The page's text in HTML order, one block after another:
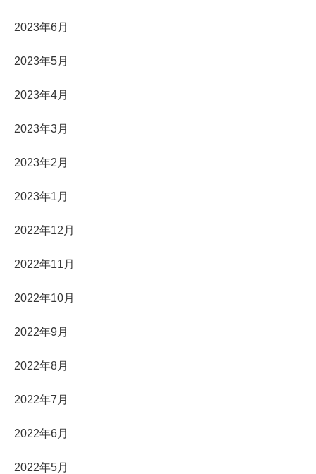
2023年6月
2023年5月
2023年4月
2023年3月
2023年2月
2023年1月
2022年12月
2022年11月
2022年10月
2022年9月
2022年8月
2022年7月
2022年6月
2022年5月